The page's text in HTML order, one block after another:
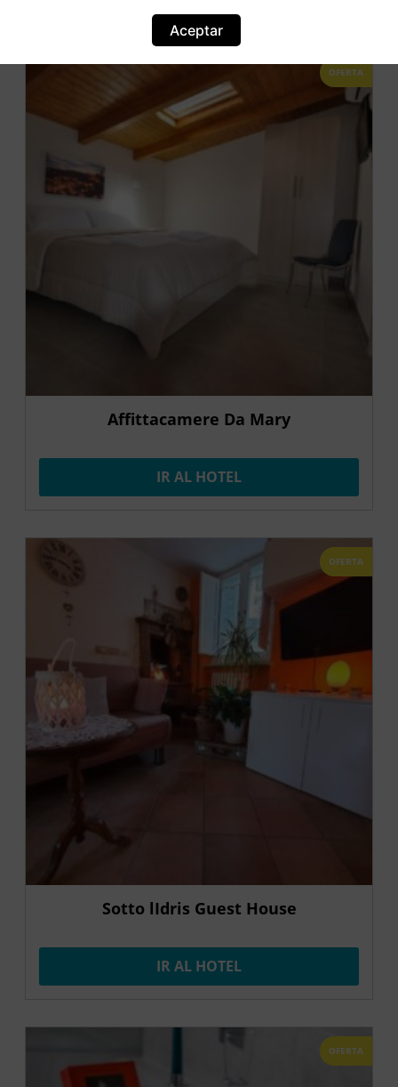
OFERTA
Affittacamere Da Mary
IR AL HOTEL
OFERTA
Sotto lIdris Guest House
IR AL HOTEL
OFERTA
Aceptar